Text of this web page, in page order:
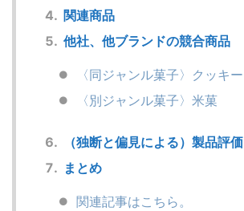
関連商品
他社、他ブランドの競合商品
〈同ジャンル菓子〉クッキー
〈別ジャンル菓子〉米菓
（独断と偏見による）製品評価
まとめ
関連記事はこちら。